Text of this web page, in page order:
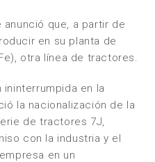
anunció que, a partir de
en su planta de
otra línea de tractores.
ininterrumpida en la
la nacionalización de la
de tractores 7J,
con la industria y el
en un